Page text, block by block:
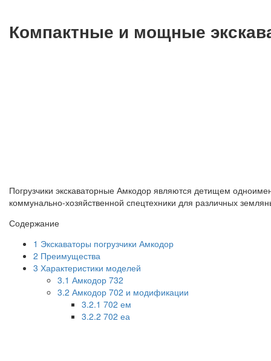
Компактные и мощные
Погрузчики экскаваторные Амкодор являются детищем
коммунально-хозяйственной спецтехники для различных
Содержание
1 Экскаваторы погрузчики Амкодор
2 Преимущества
3 Характеристики моделей
3.1 Амкодор 732
3.2 Амкодор 702 и модификации
3.2.1 702 ем
3.2.2 702 еа